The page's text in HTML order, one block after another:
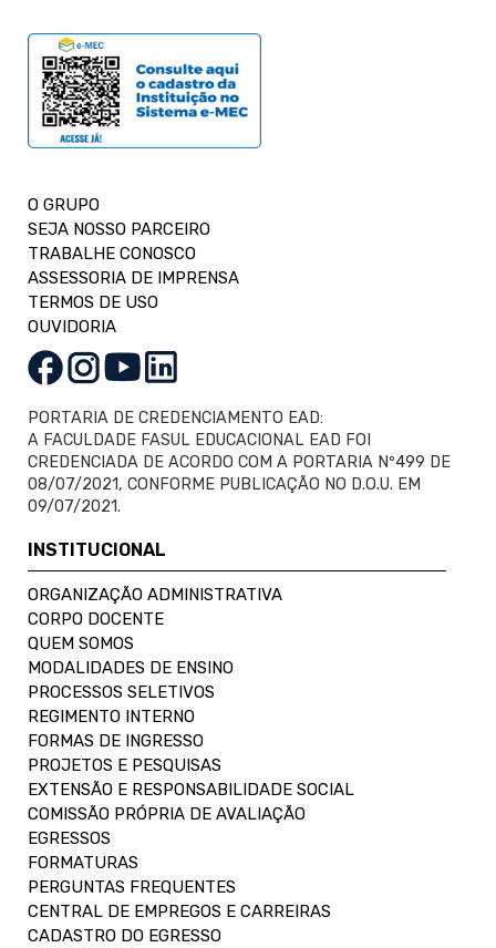
O GRUPO
SEJA NOSSO PARCEIRO
TRABALHE CONOSCO
ASSESSORIA DE IMPRENSA
TERMOS DE USO
OUVIDORIA
PORTARIA DE CREDENCIAMENTO EAD:
A FACULDADE FASUL EDUCACIONAL EAD FOI
CREDENCIADA DE ACORDO COM A PORTARIA Nº499 DE
08/07/2021, CONFORME PUBLICAÇÃO NO D.O.U. EM
09/07/2021.
INSTITUCIONAL
ORGANIZAÇÃO ADMINISTRATIVA
CORPO DOCENTE
QUEM SOMOS
MODALIDADES DE ENSINO
PROCESSOS SELETIVOS
REGIMENTO INTERNO
FORMAS DE INGRESSO
PROJETOS E PESQUISAS
EXTENSÃO E RESPONSABILIDADE SOCIAL
COMISSÃO PRÓPRIA DE AVALIAÇÃO
EGRESSOS
FORMATURAS
PERGUNTAS FREQUENTES
CENTRAL DE EMPREGOS E CARREIRAS
CADASTRO DO EGRESSO